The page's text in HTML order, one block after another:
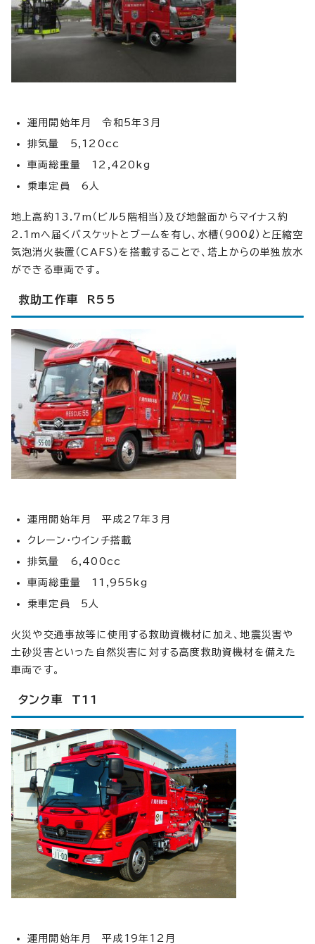
運用開始年月 令和5年3月
排気量 5,120cc
車両総重量 12,420kg
乗車定員 6人
地上高約13.7m（ビル5階相当）及び地盤面からマイナス約
2.1mへ届くバスケットとブームを有し、水槽（900ℓ）と圧縮空
気泡消火装置（CAFS）を搭載することで、塔上からの単独放水
ができる車両です。
救助工作車 R55
運用開始年月 平成27年3月
クレーン・ウインチ搭載
排気量 6,400cc
車両総重量 11,955kg
乗車定員 5人
火災や交通事故等に使用する救助資機材に加え、地震災害や
土砂災害といった自然災害に対する高度救助資機材を備えた
車両です。
タンク車 T11
運用開始年月 平成19年12月